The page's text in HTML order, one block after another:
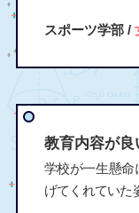
スポーツ学部 /
教育内容が良
学校が一生懸命
げてくれていた